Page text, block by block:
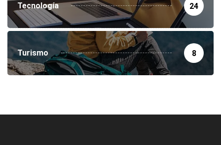
Tecnología 24
Turismo 8